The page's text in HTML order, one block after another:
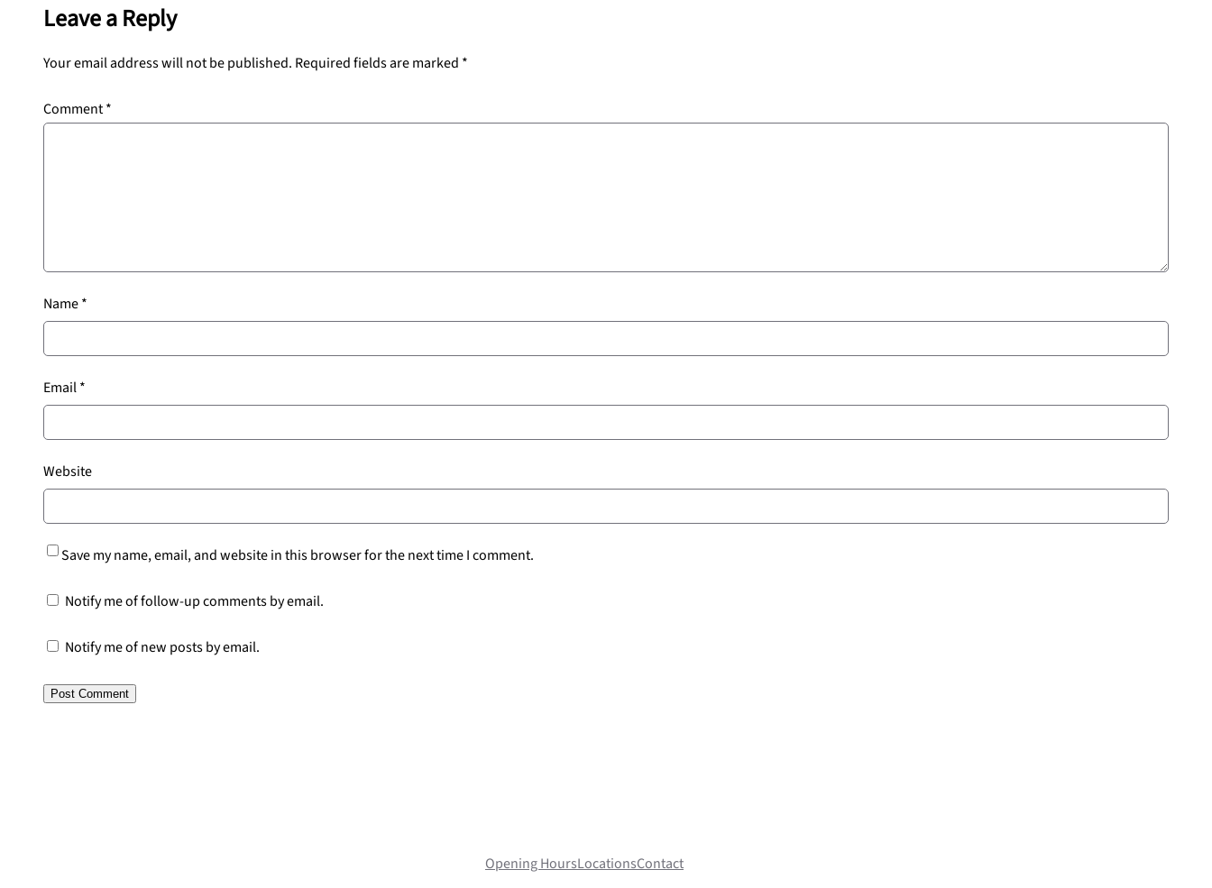
Leave a Reply
Your email address will not be published. Required fields are marked *
Comment*
Name*
Email*
Website
Save my name, email, and website in this browser for the next time I comment.
Notify me of follow-up comments by email.
Notify me of new posts by email.
Opening HoursLocationsContact